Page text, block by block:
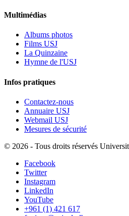
Multimédias
Albums photos
Films USJ
La Quinzaine
Hymne de l'USJ
Infos pratiques
Contactez-nous
Annuaire USJ
Webmail USJ
Mesures de sécurité
© 2026 - Tous droits réservés
Facebook
Twitter
Instagram
LinkedIn
YouTube
+961 (1) 421 617